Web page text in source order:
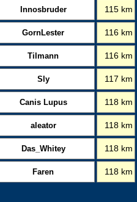
Innosbruder 115 km
GornLester 116 km
Tilmann 116 km
Sly 117 km
Canis Lupus 118 km
aleator 118 km
Das_Whitey 118 km
Faren 118 km